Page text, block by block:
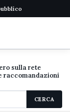
sulla rete
raccomandazioni
CERCA